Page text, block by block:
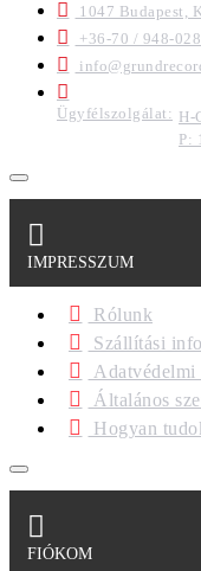
1047 Budapest,
+36-70 / 948-
Ügyfélszolgálat: H-
P:
IMPRESSZUM
Rólunk
Szállítási
Általános
Hogyan
FIÓKOM